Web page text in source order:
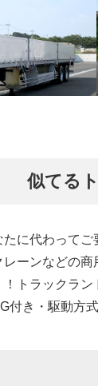
似てる
に代わって
ーンなどの
トラックラ
き・駆動方